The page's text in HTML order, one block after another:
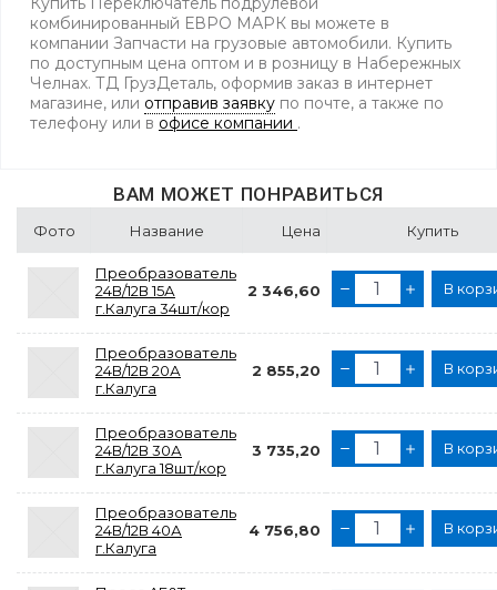
комбинированный ЕВРО МАРК вы можете в
компании Запчасти на грузовые автомобили. Купить
по доступным цена оптом и в розницу в Набережных
Челнах. ТД ГрузДеталь, оформив заказ в интернет
магазине, или отправив заявку по почте, а также по
телефону или в офисе компании .
ВАМ МОЖЕТ ПОНРАВИТЬСЯ
Фото Название Цена Купить
Преобразователь
24В/12В 15А
г.Калуга 34шт/кор
2 346,60 В
Преобразователь
24В/12В 20А
г.Калуга
2 855,20 В
Преобразователь
24В/12В 30А
г.Калуга 18шт/кор
3 735,20 В
Преобразователь
24В/12В 40А
г.Калуга
4 756,80 В